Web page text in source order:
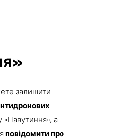
залишити
а
повідомити про